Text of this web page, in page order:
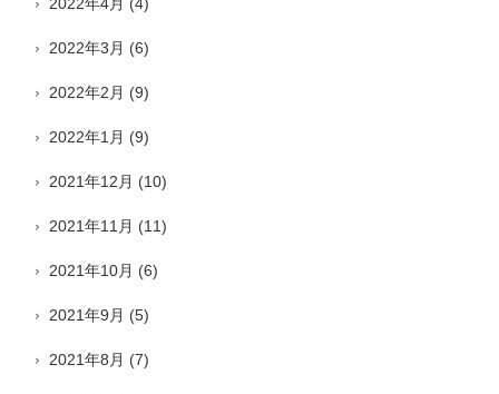
2022年4月 (4)
2022年3月 (6)
2022年2月 (9)
2022年1月 (9)
2021年12月 (10)
2021年11月 (11)
2021年10月 (6)
2021年9月 (5)
2021年8月 (7)